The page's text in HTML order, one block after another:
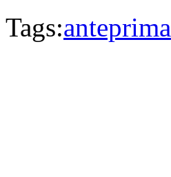
Tags:anteprima